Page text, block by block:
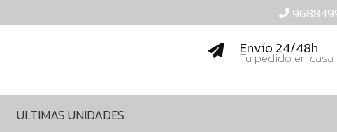
Envío 24/48h
Tu pedido en casa
ULTIMAS UNIDADES